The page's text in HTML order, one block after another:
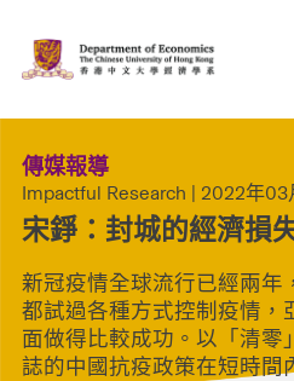
傳媒報導
Impactful Research | 2022年03
宋錚：封城的經濟損
新冠疫情全球流行已經兩年
都試過各種方式控制疫情，
面做得比較成功。以「清零
誌的中國抗疫政策在短時間